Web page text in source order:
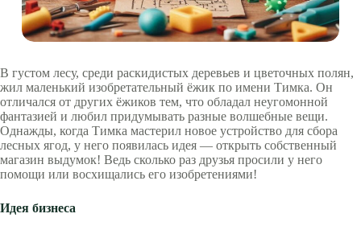
В густом лесу, среди раскидистых деревьев и цветочных полян,
жил маленький изобретательный ёжик по имени Тимка. Он
отличался от других ёжиков тем, что обладал неугомонной
фантазией и любил придумывать разные волшебные вещи.
Однажды, когда Тимка мастерил новое устройство для сбора
лесных ягод, у него появилась идея — открыть собственный
магазин выдумок! Ведь сколько раз друзья просили у него
помощи или восхищались его изобретениями!
Идея бизнеса